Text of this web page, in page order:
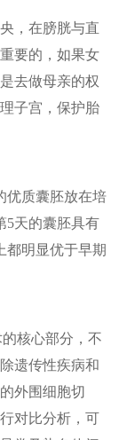
，在膀胱与直
要的，如果女
去做母亲的权
子宫，保护胎
优质囊胚放在培
5天的囊胚具有
都明显优于早期
核心部分，不
遗传性疾病和
外围细胞切
对比分析，可